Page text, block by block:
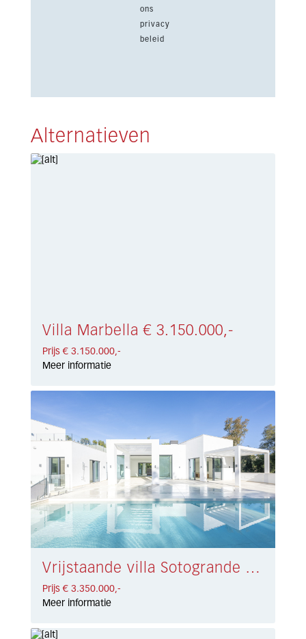
ons
privacy
beleid
Alternatieven
Villa Marbella € 3.150.000,-
Prijs € 3.150.000,-
Meer informatie
Vrijstaande villa Sotogrande Alto € 3.350.000,-
Prijs € 3.350.000,-
Meer informatie